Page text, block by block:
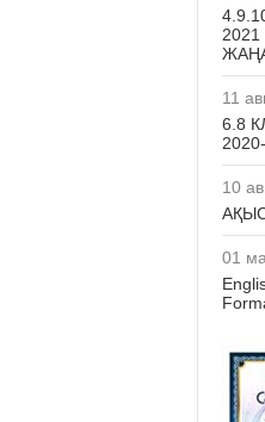
11
6.8
10
01